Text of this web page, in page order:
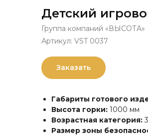
Детский
Группа компаний «ВЫСОТА»
Артикул: VST 0037
Заказать
Габариты готового
Высота горки: 1000 мм
Возрастная категория:
Размер зоны